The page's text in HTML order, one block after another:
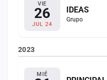
VIE
26
JUL 24
IDEAS
Grupo
2023
MIÉ